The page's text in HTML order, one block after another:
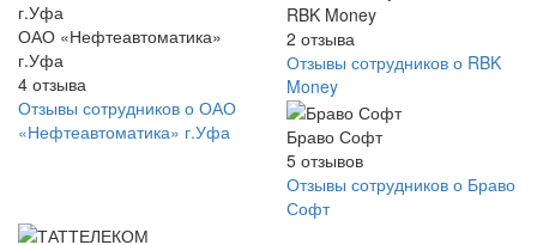
ОАО «Нефтеавтоматика»
г.Уфа
4 отзыва
Отзывы сотрудников о ОАО
«Нефтеавтоматика» г.Уфа
RBK Money
2 отзыва
Отзывы сотрудников о RBK
Money
Браво Софт
5 отзывов
Отзывы сотрудников о Браво
Софт